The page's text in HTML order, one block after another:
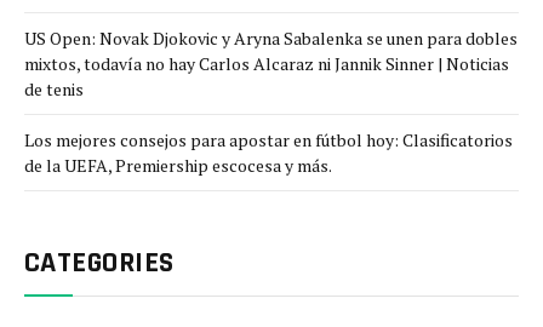
US Open: Novak Djokovic y Aryna Sabalenka se unen para dobles
mixtos, todavía no hay Carlos Alcaraz ni Jannik Sinner | Noticias
de tenis
Los mejores consejos para apostar en fútbol hoy: Clasificatorios
de la UEFA, Premiership escocesa y más.
CATEGORIES